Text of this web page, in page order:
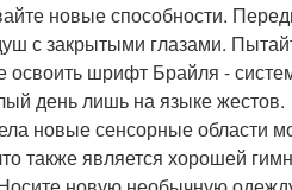
новые способности.
с закрытыми глазами.
шрифт Брайля -
день лишь на языке жестов.
новые сенсорные области
также является хорошей